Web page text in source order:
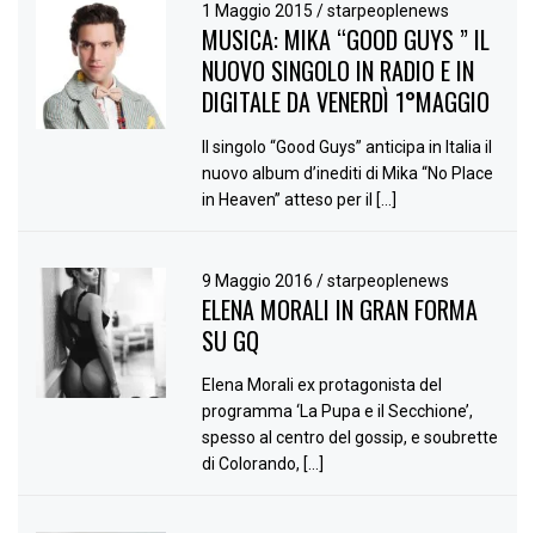
1 Maggio 2015/ starpeoplenews
MUSICA: MIKA “GOOD GUYS ” IL
NUOVO SINGOLO IN RADIO E IN
DIGITALE DA VENERDÌ 1°MAGGIO
Il singolo “Good Guys” anticipa in Italia il
nuovo album d’inediti di Mika “No Place
in Heaven” atteso per il […]
9 Maggio 2016/ starpeoplenews
ELENA MORALI IN GRAN FORMA
SU GQ
Elena Morali ex protagonista del
programma ‘La Pupa e il Secchione’,
spesso al centro del gossip, e soubrette
di Colorando, […]